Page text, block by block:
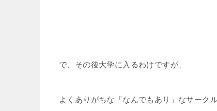
で、その後大学に入るわけですが、
よくありがちな「なんでもあり」なサークル